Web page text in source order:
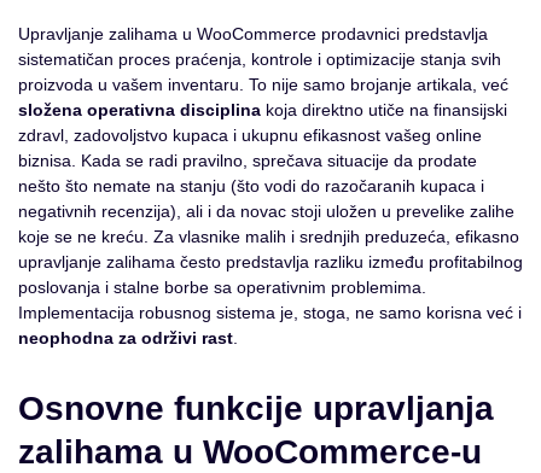
Upravljanje zalihama u WooCommerce prodavnici predstavlja
sistematičan proces praćenja, kontrole i optimizacije stanja svih
proizvoda u vašem inventaru. To nije samo brojanje artikala, već
složena operativna disciplina koja direktno utiče na finansijski
zdravl, zadovoljstvo kupaca i ukupnu efikasnost vašeg online
biznisa. Kada se radi pravilno, sprečava situacije da prodate
nešto što nemate na stanju (što vodi do razočaranih kupaca i
negativnih recenzija), ali i da novac stoji uložen u prevelike zalihe
koje se ne kreću. Za vlasnike malih i srednjih preduzeća, efikasno
upravljanje zalihama često predstavlja razliku između profitabilnog
poslovanja i stalne borbe sa operativnim problemima.
Implementacija robusnog sistema je, stoga, ne samo korisna već i
neophodna za održivi rast
Osnovne funkcije upravljanja
zalihama u WooCommerce-u